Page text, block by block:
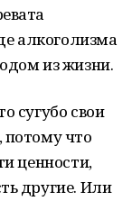
алкоголизма
из жизни.
сугубо свои
потому что
ценности,
другие. Или